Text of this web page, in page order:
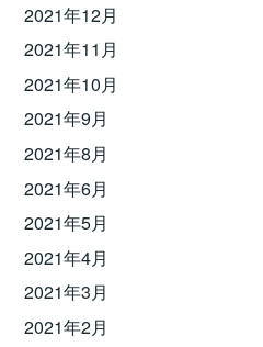
2021年12月
2021年11月
2021年10月
2021年9月
2021年8月
2021年6月
2021年5月
2021年4月
2021年3月
2021年2月